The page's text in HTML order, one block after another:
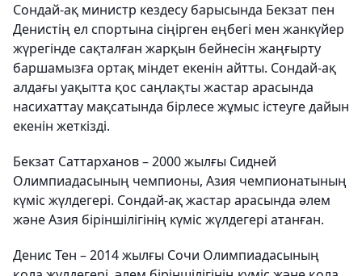
Сондай-ақ министр кездесу барысында Бекзат пен
Денистің ел спортына сіңірген еңбегі мен жанкүйер
жүрегінде сақталған жарқын бейнесін жаңғырту
баршамызға ортақ міндет екенін айтты. Сондай-ақ
алдағы уақытта қос саңлақты жастар арасында
насихаттау мақсатында бірлесе жұмыс істеуге дайын
екенін жеткізді.
Бекзат Саттарханов – 2000 жылғы Сидней
Олимпиадасының чемпионы, Азия чемпионатының
күміс жүлдегері. Сондай-ақ жастар арасында әлем
және Азия біріншілігінің күміс жүлдегері атанған.
Денис Тен – 2014 жылғы Сочи Олимпиадасының